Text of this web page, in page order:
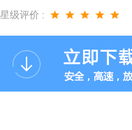
星级评价 :